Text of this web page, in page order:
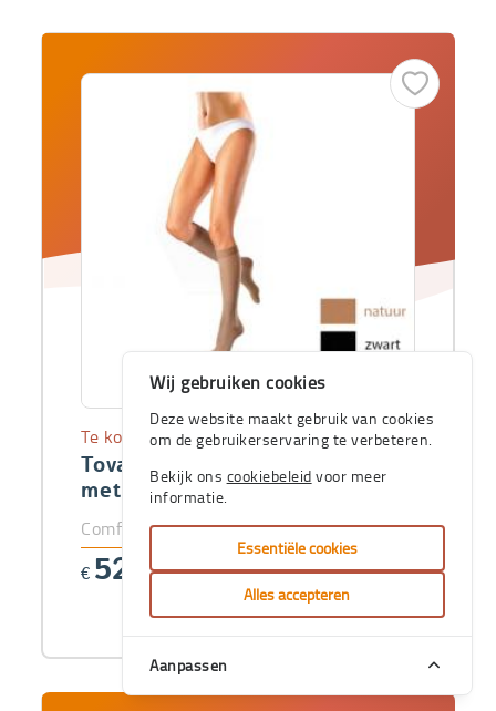
Tovarix 20/II Kniekous -AD-
met teen
Te koop
ComfoPlus-prijs vanaf
€ 52 ,56
Wij gebruiken cookies
Deze website maakt gebruik van cookies
om de gebruikerservaring te verbeteren.
Bekijk ons cookiebeleid voor meer
informatie.
Essentiële cookies
Alles accepteren
Aanpassen